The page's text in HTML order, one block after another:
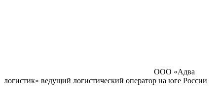
ООО «Адва
логистик» ведущий логистический оператор на юге России